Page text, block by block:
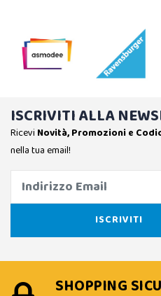
ISCRIVITI ALLA
Ricevi Novità, Promozioni e
nella tua email!
SHOPPING